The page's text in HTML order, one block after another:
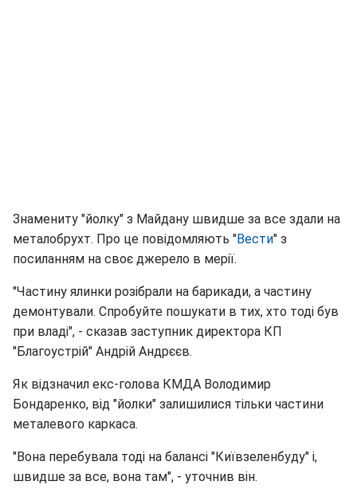
Знамениту "йолку" з Майдану швидше за все здали на
металобрухт. Про це повідомляють "Вести" з
посиланням на своє джерело в мерії.
"Частину ялинки розібрали на барикади, а частину
демонтували. Спробуйте пошукати в тих, хто тоді був
при владі", - сказав заступник директора КП
"Благоустрій" Андрій Андрєєв.
Як відзначил екс-голова КМДА Володимир
Бондаренко, від "йолки" залишилися тільки частини
металевого каркаса.
"Вона перебувала тоді на балансі "Київзеленбуду" і,
швидше за все, вона там", - уточнив він.